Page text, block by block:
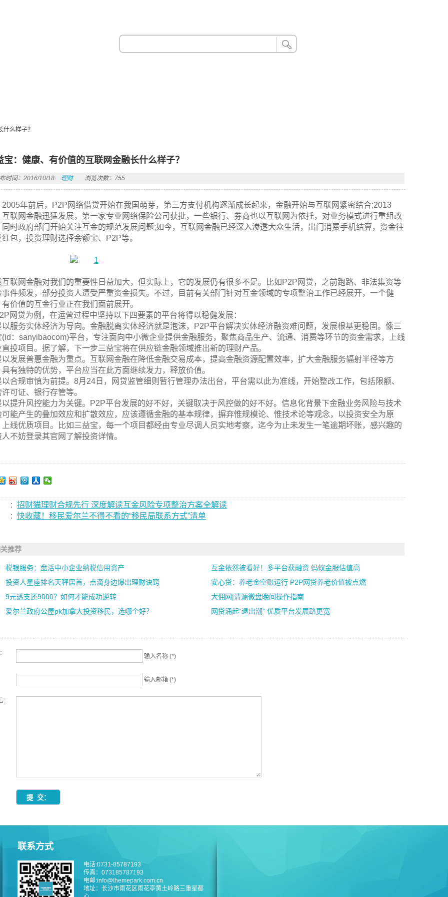
么样子？
宝：健康、有价值的互联网金融长什么样子？
时间：2016/10/18 理财 浏览次数：755
2005年前后，P2P网络借贷开始在我国萌芽，第三方支付机构逐渐成长起来，金融开始与互联网紧密结合;2013
互联网金融迅猛发展，第一家专业网络保险公司获批，一些银行、券商也以互联网为依托，对业务模式进行重组改
同时政府部门开始关注互金的规范发展问题;如今，互联网金融已经深入渗透大众生活，出门消费手机结算，资金往
红包，投资理财选择余额宝、P2P等。
互联网金融对我们的重要性日益加大，但实际上，它的发展仍有很多不足。比如P2P网贷，之前跑路、非法集资等
事件频发，部分投资人遭受严重资金损失。不过，目前有关部门针对互金领域的专项整治工作已经展开，一个健
有价值的互金行业正在我们面前展开。
网贷为例，在运营过程中坚持以下四要素的平台将得以稳健发展：
以服务实体经济为导向。金融脱离实体经济就是泡沫，P2P平台解决实体经济融资难问题，发展根基更稳固。像三
(id：sanyibaocom)平台，专注面向中小微企业提供金融服务，聚焦商品生产、流通、消费等环节的资金需求，上线
直投项目。据了解，下一步三益宝将在供应链金融领域推出新的理财产品。
以发展普惠金融为重点。互联网金融在降低金融交易成本，提高金融资源配置效率，扩大金融服务辐射半径等方
具有独特的优势，平台应当在此方面继续发力，释放价值。
以合规审慎为前提。8月24日，网贷监管细则暂行管理办法出台，平台需以此为准线，开始整改工作，包括限额、
可证、银行存管等。
以提升风控能力为关键。P2P平台发展的好不好，关键取决于风控做的好不好。信息化背景下金融业务风险与技术
可能产生的叠加效应和扩散效应，应该遵循金融的基本规律，摒弃惟规模论、惟技术论等观念，以投资安全为原
上线优质项目。比如三益宝，每一个项目都经由专业尽调人员实地考察，迄今为止未发生一笔逾期坏账，感兴趣的
人不妨登录其官网了解投资详情。
:
招财猫理财合规先行 深度解读互金风险专项整治方案全解读
:
快收藏！移民爱尔兰不得不看的“移民局联系方式”清单
推荐
税银服务：盘活中小企业纳税信用资产
互金依然被看好！多平台获融资 蚂蚁金服估值高
投资人星座排名天秤居首，点滴身边爆出理财诀窍
安心贷：养老金空账运行 P2P网贷养老价值被点燃
9元透支还9000？如何才能成功逆转
大佣网|清源微盘晚间操作指南
爱尔兰政府公屋pk加拿大投资移民，选哪个好？
网贷涌起“退出潮” 优质平台发展路更宽
输入名称 (*)
输入邮箱 (*)
:
联系方式
电话:0731-85787193
传真：073185787193
电邮:info@themepark.com.cn
地址：长沙市雨花区雨花亭黄土岭路三重星都